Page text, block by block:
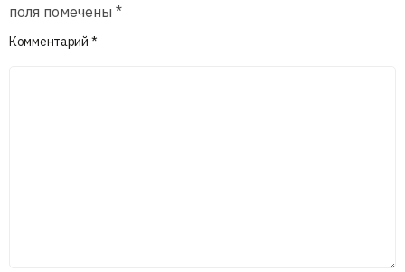
поля помечены *
Комментарий *